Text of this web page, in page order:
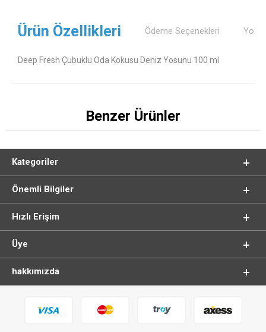
Ürün Özellikleri Ödeme Seçenekleri
Deep Fresh Çubuklu Oda Kokusu Deniz Yosunu 100 ml
Benzer Ürünler
Kategoriler
Önemli Bilgiler
Hızlı Erişim
Üye
hakkımızda